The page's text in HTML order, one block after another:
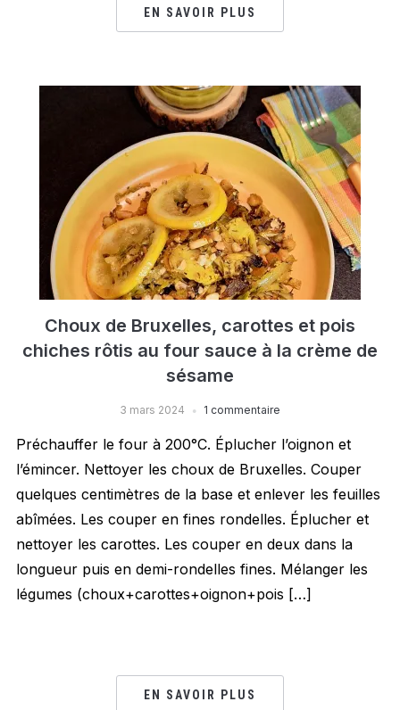
EN SAVOIR PLUS
Choux de Bruxelles, carottes et pois
chiches rôtis au four sauce à la crème de
sésame
3 mars 2024 1 commentaire
Préchauffer le four à 200°C. Éplucher l’oignon et
l’émincer. Nettoyer les choux de Bruxelles. Couper
quelques centimètres de la base et enlever les feuilles
abîmées. Les couper en fines rondelles. Éplucher et
nettoyer les carottes. Les couper en deux dans la
longueur puis en demi-rondelles fines. Mélanger les
légumes (choux+carottes+oignon+pois […]
EN SAVOIR PLUS